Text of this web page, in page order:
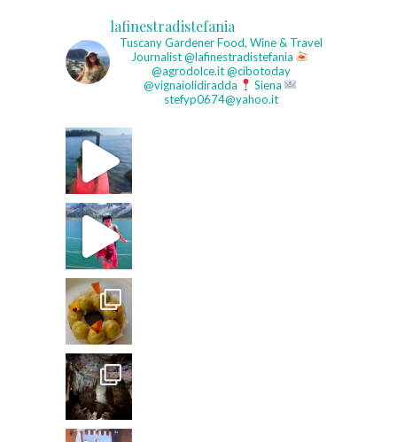
lafinestradistefania
Tuscany GardenerFood, Wine & Travel
Journalist@lafinestradistefania
@agrodolce.it @cibotoday
@vignaiolidiradda
Siena
stefyp0674@yahoo.it